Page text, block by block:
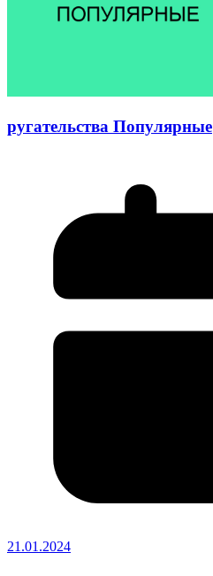
ругательства Популярные
21.01.2024